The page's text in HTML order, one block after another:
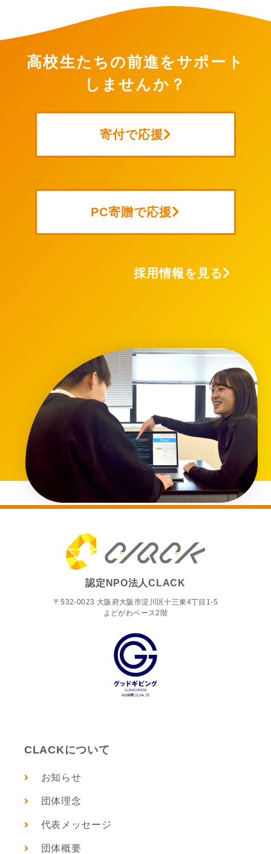
高校生たちの前進をサポート
しませんか？
寄付で応援
PC寄贈で応援
採用情報を見る
認定NPO法人CLACK
〒532-0023 大阪府大阪市淀川区十三東4丁目1-5
よどがわベース2階
CLACKについて
お知らせ
団体理念
代表メッセージ
団体概要